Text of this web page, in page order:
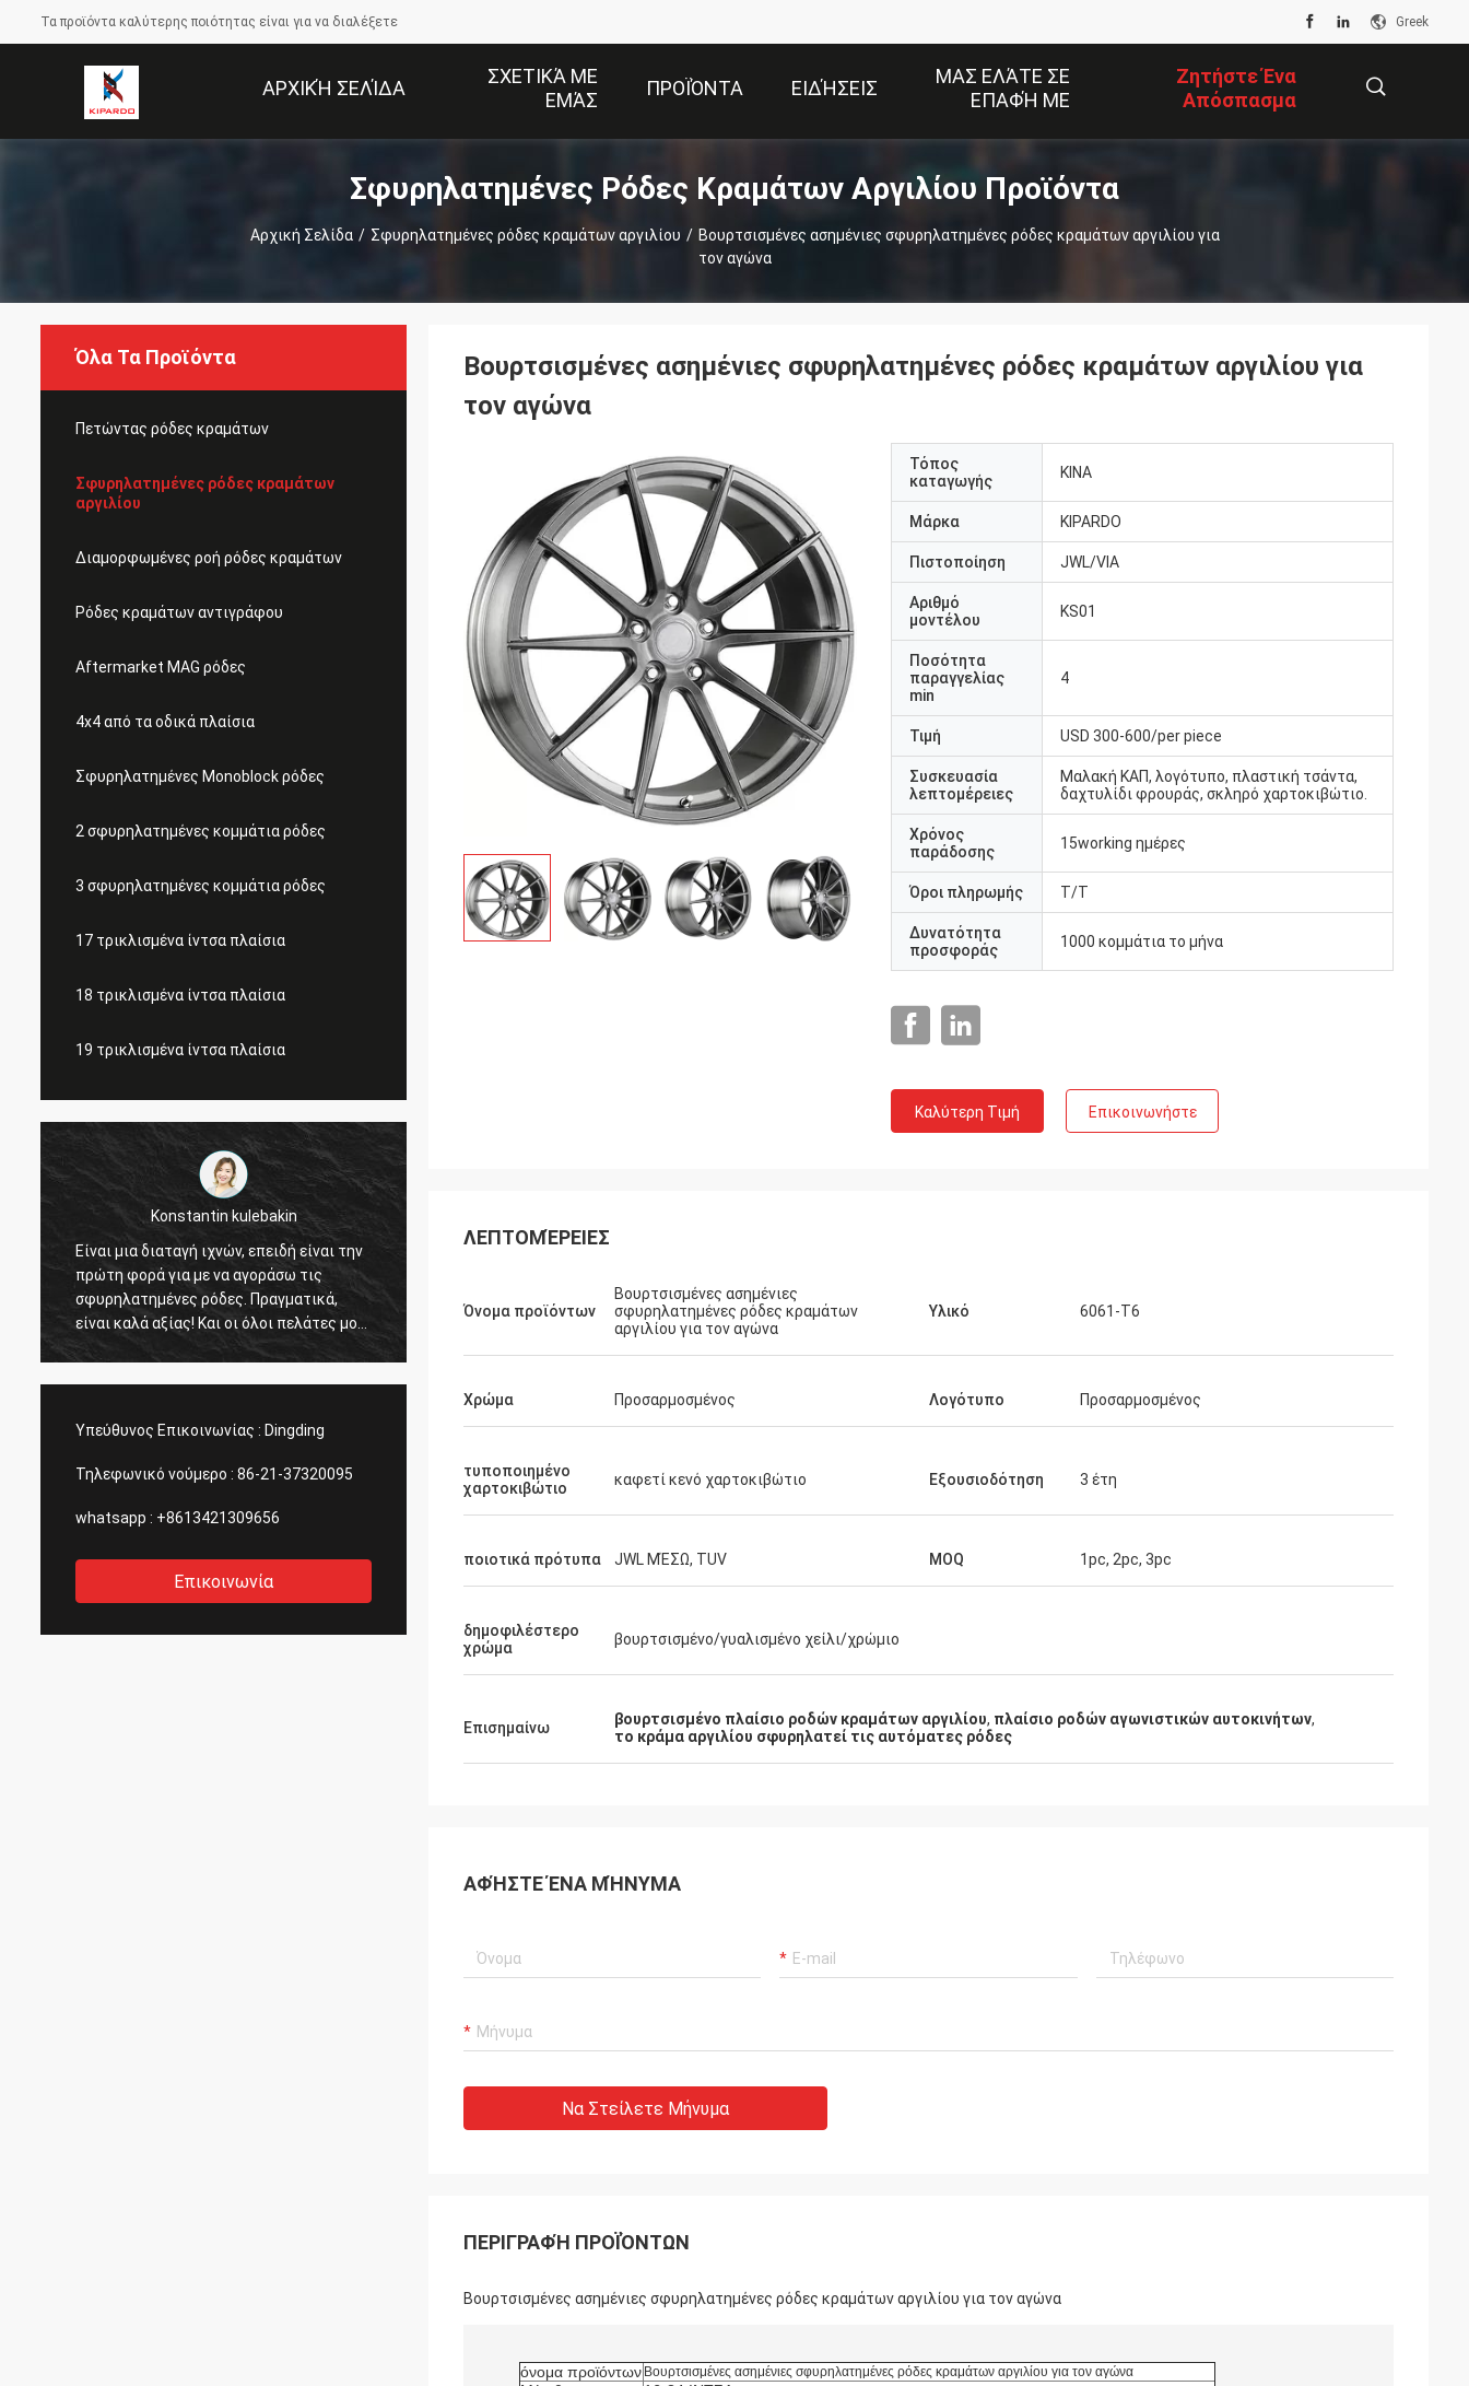
Τα προϊόντα καλύτερης ποιότητας είναι για να διαλέξετε Greek
ΑΡΧΙΚΉ ΣΕΛΊΔΑ
ΣΧΕΤΙΚΆ ΜΕ
ΕΜΆΣ
ΠΡΟΪΌΝΤΑ ΕΙΔΉΣΕΙΣ
ΜΑΣ ΕΛΆΤΕ ΣΕ
ΕΠΑΦΉ ΜΕ
Ζητήστε Ένα
Απόσπασμα
Σφυρηλατημένες Ρόδες Κραμάτων Αργιλίου Προϊόντα
Αρχική Σελίδα / Σφυρηλατημένες ρόδες κραμάτων αργιλίου / Βουρτσισμένες ασημένιες σφυρηλατημένες ρόδες κραμάτων αργιλίου για
τον αγώνα
Όλα Τα Προϊόντα
Πετώντας ρόδες κραμάτων
Σφυρηλατημένες ρόδες κραμάτων
αργιλίου
Διαμορφωμένες ροή ρόδες κραμάτων
Ρόδες κραμάτων αντιγράφου
Aftermarket MAG ρόδες
4x4 από τα οδικά πλαίσια
Σφυρηλατημένες Monoblock ρόδες
2 σφυρηλατημένες κομμάτια ρόδες
3 σφυρηλατημένες κομμάτια ρόδες
17 τρικλισμένα ίντσα πλαίσια
18 τρικλισμένα ίντσα πλαίσια
19 τρικλισμένα ίντσα πλαίσια
kulebakin
ιχνών, επειδή είναι την
για με να αγοράσω τις
ρόδες. Πραγματικά,
Και οι όλοι πελάτες μου
την ποιότητα. Πλανίζω
πριν από τις
τρομερή ρόδα, καλή ποιότητα και
συμπαθητικό σχέδιο. σας ευχαριστώ για
τη γρήγορη απάντησή σας και την
υπηρεσία
Υπεύθυνος Επικοινωνίας : Dingding
Τηλεφωνικό νούμερο : 86-21-37320095
whatsapp : +8613421309656
Επικοινωνία
Βουρτσισμένες ασημένιες σφυρηλατημένες ρόδες κραμάτων αργιλίου για
τον αγώνα
Τόπος
καταγωγής
ΚΙΝΑ
Μάρκα KIPARDO
Πιστοποίηση JWL/VIA
Αριθμό
μοντέλου
KS01
Ποσότητα
παραγγελίας
min
4
Τιμή USD 300-600/per piece
Συσκευασία
λεπτομέρειες
Μαλακή ΚΑΠ, λογότυπο, πλαστική τσάντα,
δαχτυλίδι φρουράς, σκληρό χαρτοκιβώτιο.
Χρόνος
παράδοσης
15working ημέρες
Όροι πληρωμής T/T
Δυνατότητα
προσφοράς
1000 κομμάτια το μήνα
Καλύτερη Τιμή Επικοινωνήστε
ΛΕΠΤΟΜΈΡΕΙΕΣ
Όνομα προϊόντων
Βουρτσισμένες ασημένιες
σφυρηλατημένες ρόδες κραμάτων
αργιλίου για τον αγώνα
Υλικό 6061-T6
Χρώμα Προσαρμοσμένος Λογότυπο Προσαρμοσμένος
τυποποιημένο
χαρτοκιβώτιο
καφετί κενό χαρτοκιβώτιο Εξουσιοδότηση 3 έτη
ποιοτικά πρότυπα JWL ΜΈΣΩ, TUV MOQ 1pc, 2pc, 3pc
δημοφιλέστερο
χρώμα
βουρτσισμένο/γυαλισμένο χείλι/χρώμιο
Επισημαίνω βουρτσισμένο πλαίσιο ροδών κραμάτων αργιλίου, πλαίσιο ροδών αγωνιστικών αυτοκινήτων,
το κράμα αργιλίου σφυρηλατεί τις αυτόματες ρόδες
ΑΦΉΣΤΕ ΈΝΑ ΜΉΝΥΜΑ
Να Στείλετε Μήνυμα
ΠΕΡΙΓΡΑΦΉ ΠΡΟΪΌΝΤΩΝ
Βουρτσισμένες ασημένιες σφυρηλατημένες ρόδες κραμάτων αργιλίου για τον αγώνα
όνομα προϊόντων Βουρτσισμένες ασημένιες σφυρηλατημένες ρόδες κραμάτων αργιλίου για τον αγώνα